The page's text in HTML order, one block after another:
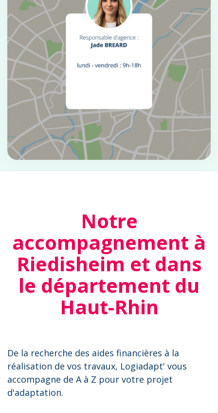
Notre
accompagnement à
Riedisheim et dans
le département du
Haut-Rhin
De la recherche des aides financières à la
réalisation de vos travaux, Logiadapt' vous
accompagne de A à Z pour votre projet
d'adaptation.